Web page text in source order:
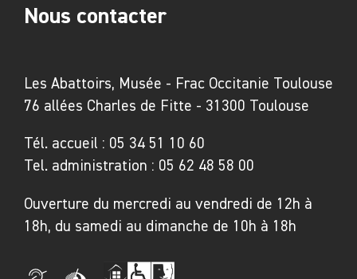
Les Abattoirs, Musée - Frac Occitanie Toulouse
76 allées Charles de Fitte - 31300 Toulouse
Tél. accueil : 05 34 51 10 60
Tel. administration : 05 62 48 58 00
Ouverture du mercredi au vendredi de 12h à
18h, du samedi au dimanche de 10h à 18h
Nous contacter